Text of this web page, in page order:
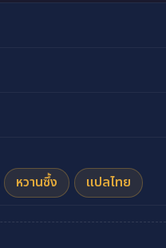
หวานซึ้ง แปลไทย